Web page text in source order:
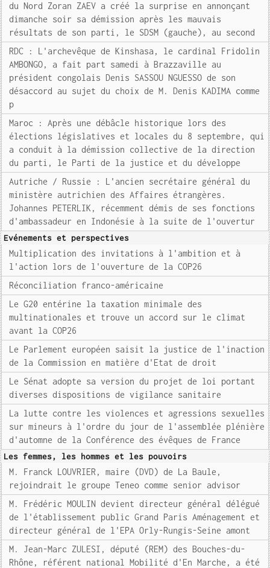
du Nord Zoran ZAEV a créé la surprise en annonçant
dimanche soir sa démission après les mauvais
résultats de son parti, le SDSM (gauche), au second
RDC : L'archevêque de Kinshasa, le cardinal Fridolin
AMBONGO, a fait part samedi à Brazzaville au
président congolais Denis SASSOU NGUESSO de son
désaccord au sujet du choix de M. Denis KADIMA comme
p
Maroc : Après une débâcle historique lors des
élections législatives et locales du 8 septembre, qui
a conduit à la démission collective de la direction
du parti, le Parti de la justice et du développe
Autriche / Russie : L'ancien secrétaire général du
ministère autrichien des Affaires étrangères.
Johannes PETERLIK, récemment démis de ses fonctions
d'ambassadeur en Indonésie à la suite de l'ouvertur
Evénements et perspectives
Multiplication des invitations à l'ambition et à
l'action lors de l'ouverture de la COP26
Réconciliation franco-américaine
Le G20 entérine la taxation minimale des
multinationales et trouve un accord sur le climat
avant la COP26
Le Parlement européen saisit la justice de l'inaction
de la Commission en matière d'Etat de droit
Le Sénat adopte sa version du projet de loi portant
diverses dispositions de vigilance sanitaire
La lutte contre les violences et agressions sexuelles
sur mineurs à l'ordre du jour de l'assemblée plénière
d'automne de la Conférence des évêques de France
Les femmes, les hommes et les pouvoirs
M. Franck LOUVRIER, maire (DVD) de La Baule,
rejoindrait le groupe Teneo comme senior advisor
M. Frédéric MOULIN devient directeur général délégué
de l'établissement public Grand Paris Aménagement et
directeur général de l'EPA Orly-Rungis-Seine amont
M. Jean-Marc ZULESI, député (REM) des Bouches-du-
Rhône, référent national Mobilité d'En Marche, a été